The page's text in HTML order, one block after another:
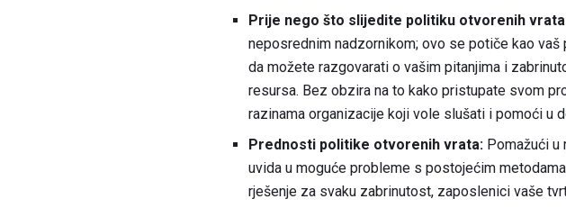
Prije nego što slijedite politiku otvorenih
neposrednim nadzornikom; ovo se potiče kao
da možete razgovarati o vašim pitanjima i
resursa. Bez obzira na to kako pristupate svom
razinama organizacije koji vole slušati i pomoći u
Prednosti politike otvorenih vrata: Pomažući
uvida u moguće probleme s postojećim
rješenje za svaku zabrinutost, zaposlenici vaše